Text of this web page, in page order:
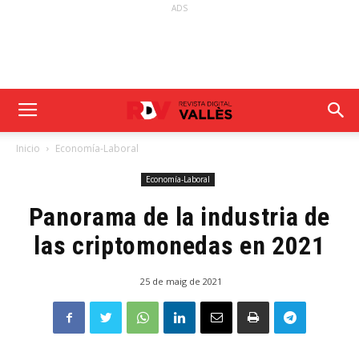
ADS
Inicio Economía-Laboral
Economía-Laboral
Panorama de la industria de
las criptomonedas en 2021
25 de maig de 2021